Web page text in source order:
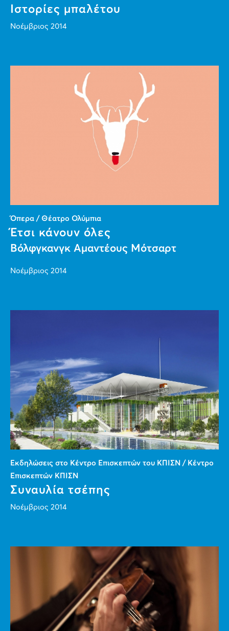
Ιστορίες μπαλέτου
Νοέμβριος 2014
Όπερα / Θέατρο Ολύμπια
Έτσι κάνουν όλες
Βόλφγκανγκ Αμαντέους Μότσαρτ
Νοέμβριος 2014
Εκδηλώσεις στο Κέντρο Επισκεπτών του ΚΠΙΣΝ / Κέντρο
Επισκεπτών ΚΠΙΣΝ
Συναυλία τσέπης
Νοέμβριος 2014